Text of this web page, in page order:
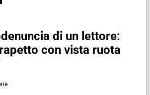
di un lettore:
con vista ruota